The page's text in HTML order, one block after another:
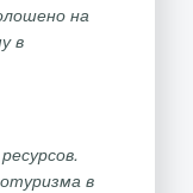
на
в
в